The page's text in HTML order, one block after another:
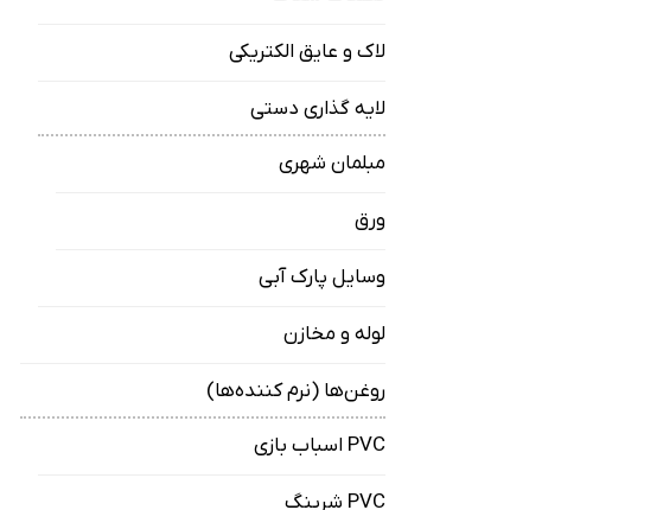
لاک و عایق الکتریکی
لایه گذاری دستی
مبلمان شهری
ورق
وسایل پارک آبی
لوله و مخازن
روغن‌ها (نرم کننده‌ها)
PVC اسباب بازی
PVC شرینگ